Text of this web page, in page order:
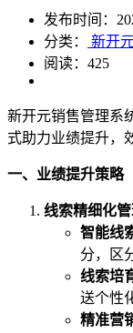
发布时间：
分类：
新开
阅读：425
新开元销售管理系
式助力业绩提升，
一、业绩提升策略
线索精细化
智能线
分，区
线索培
送个性
精准营